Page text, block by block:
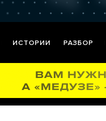
ИСТОРИИ РАЗБОР